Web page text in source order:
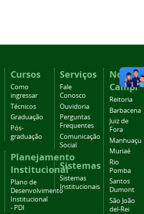
Cursos
Como
ingressar
Técnicos
Graduação
Pós-
graduação
Planejamento
Institucional
Plano de
Desenvolvimento
Institucional
- PDI
Serviços
Fale
Conosco
Ouvidoria
Perguntas
Frequentes
Comunicação
Social
Sistemas
Sistemas
Institucionais
Nossos
Campi
Reitoria
Barbacena
Juiz de
Fora
Manhuaçu
Muriaé
Rio
Pomba
Santos
Dumont
São João
del-Rei